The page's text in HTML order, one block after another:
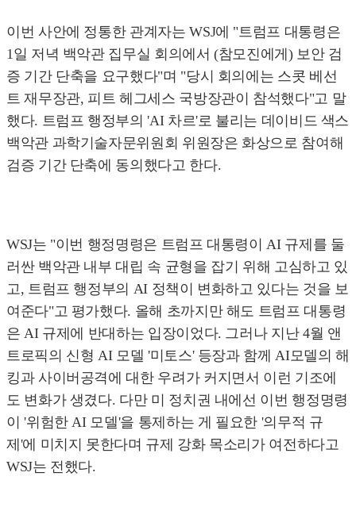
이번 사안에 정통한 관계자는 WSJ에 "트럼프 대통령은
1일 저녁 백악관 집무실 회의에서 (참모진에게) 보안 검
증 기간 단축을 요구했다"며 "당시 회의에는 스콧 베선
트 재무장관, 피트 헤그세스 국방장관이 참석했다"고 말
했다. 트럼프 행정부의 'AI 차르'로 불리는 데이비드 색스
백악관 과학기술자문위원회 위원장은 화상으로 참여해
검증 기간 단축에 동의했다고 한다.
WSJ는 "이번 행정명령은 트럼프 대통령이 AI 규제를 둘
러싼 백악관 내부 대립 속 균형을 잡기 위해 고심하고 있
고, 트럼프 행정부의 AI 정책이 변화하고 있다는 것을 보
여준다"고 평가했다. 올해 초까지만 해도 트럼프 대통령
은 AI 규제에 반대하는 입장이었다. 그러나 지난 4월 앤
트로픽의 신형 AI 모델 '미토스' 등장과 함께 AI모델의 해
킹과 사이버공격에 대한 우려가 커지면서 이런 기조에
도 변화가 생겼다. 다만 미 정치권 내에선 이번 행정명령
이 '위험한 AI 모델'을 통제하는 게 필요한 '의무적 규
제'에 미치지 못한다며 규제 강화 목소리가 여전하다고
WSJ는 전했다.